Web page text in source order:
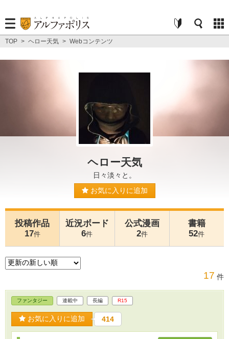
TOP > ヘロー天気 > Webコンテンツ
ヘロー天気
日々淡々と。
お気に入りに追加
投稿作品
17件
近況ボード
6件
公式漫画
2件
書籍
52件
17 件
ファンタジー 連載中 長編 R15
お気に入りに追加 414